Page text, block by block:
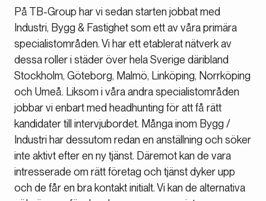
På TB-Group har vi sedan starten jobbat med
Industri, Bygg & Fastighet som ett av våra primära
specialistområden. Vi har ett etablerat nätverk av
dessa roller i städer över hela Sverige däribland
Stockholm, Göteborg, Malmö, Linköping, Norrköping
och Umeå. Liksom i våra andra specialistområden
jobbar vi enbart med headhunting för att få rätt
kandidater till intervjubordet. Många inom Bygg /
Industri har dessutom redan en anställning och söker
inte aktivt efter en ny tjänst. Däremot kan de vara
intresserade om rätt företag och tjänst dyker upp
och de får en bra kontakt initialt. Vi kan de alternativa